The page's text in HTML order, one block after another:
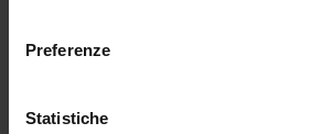
Preferenze
Statistiche